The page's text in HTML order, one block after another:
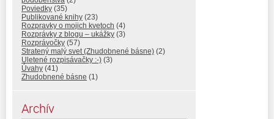
Poviedky (35)
Publikované knihy (23)
Rozpravky o mojich kvetoch (4)
Rozprávky z blogu – ukážky (3)
Rozprávočky (57)
Stratený malý svet (Zhudobnené básne) (2)
Uletené rozpisávačky :-) (3)
Úvahy (41)
Zhudobnené básne (1)
Archív